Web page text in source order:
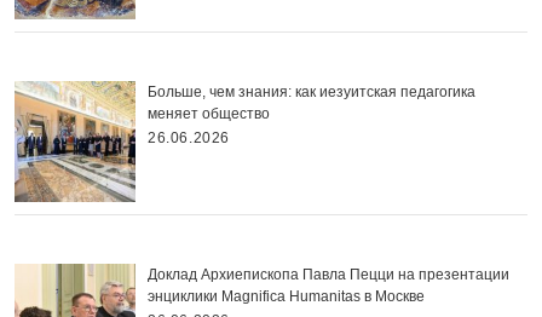
Больше, чем знания: как иезуитская педагогика
меняет общество
26.06.2026
Доклад Архиепископа Павла Пецци на презентации
энциклики Magnifica Нumanitas в Москве